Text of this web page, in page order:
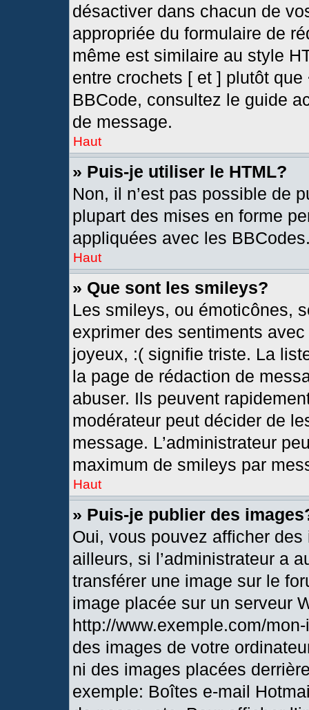
désactiver dans chacun de
appropriée du formulaire de
même est similaire au style
entre crochets [ et ] plutôt
BBCode, consultez le guide
de message.
Haut
» Puis-je utiliser le HTML?
Non, il n’est pas possible de
plupart des mises en forme
appliquées avec les
Haut
» Que sont les smileys?
Les smileys, ou émoticônes,
exprimer des sentiments
joyeux, :( signifie triste. La
la page de rédaction de
abuser. Ils peuvent
modérateur peut décider de
message. L’administrateur
maximum de smileys par
Haut
» Puis-je publier des
Oui, vous pouvez afficher
ailleurs, si l’administrateur a
transférer une image sur le
image placée sur un serveur
http://www.exemple.com/
des images de votre
ni des images placées
exemple: Boîtes e-mail